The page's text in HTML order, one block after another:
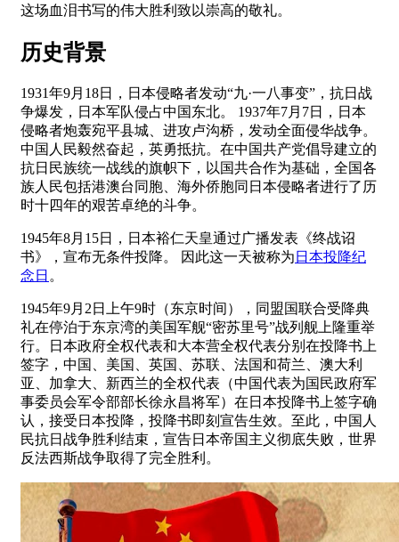
这场血泪书写的伟大胜利致以崇高的敬礼。
历史背景
1931年9月18日，日本侵略者发动“九·一八事变”，抗日战
争爆发，日本军队侵占中国东北。 1937年7月7日，日本
侵略者炮轰宛平县城、进攻卢沟桥，发动全面侵华战争。
中国人民毅然奋起，英勇抵抗。在中国共产党倡导建立的
抗日民族统一战线的旗帜下，以国共合作为基础，全国各
族人民包括港澳台同胞、海外侨胞同日本侵略者进行了历
时十四年的艰苦卓绝的斗争。
1945年8月15日，日本裕仁天皇通过广播发表《终战诏
书》，宣布无条件投降。 因此这一天被称为 日本投降纪
念日 。
1945年9月2日上午9时（东京时间），同盟国联合受降典
礼在停泊于东京湾的美国军舰“密苏里号”战列舰上隆重举
行。日本政府全权代表和大本营全权代表分别在投降书上
签字，中国、美国、英国、苏联、法国和荷兰、澳大利
亚、加拿大、新西兰的全权代表（中国代表为国民政府军
事委员会军令部部长徐永昌将军）在日本投降书上签字确
认，接受日本投降，投降书即刻宣告生效。至此，中国人
民抗日战争胜利结束，宣告日本帝国主义彻底失败，世界
反法西斯战争取得了完全胜利。